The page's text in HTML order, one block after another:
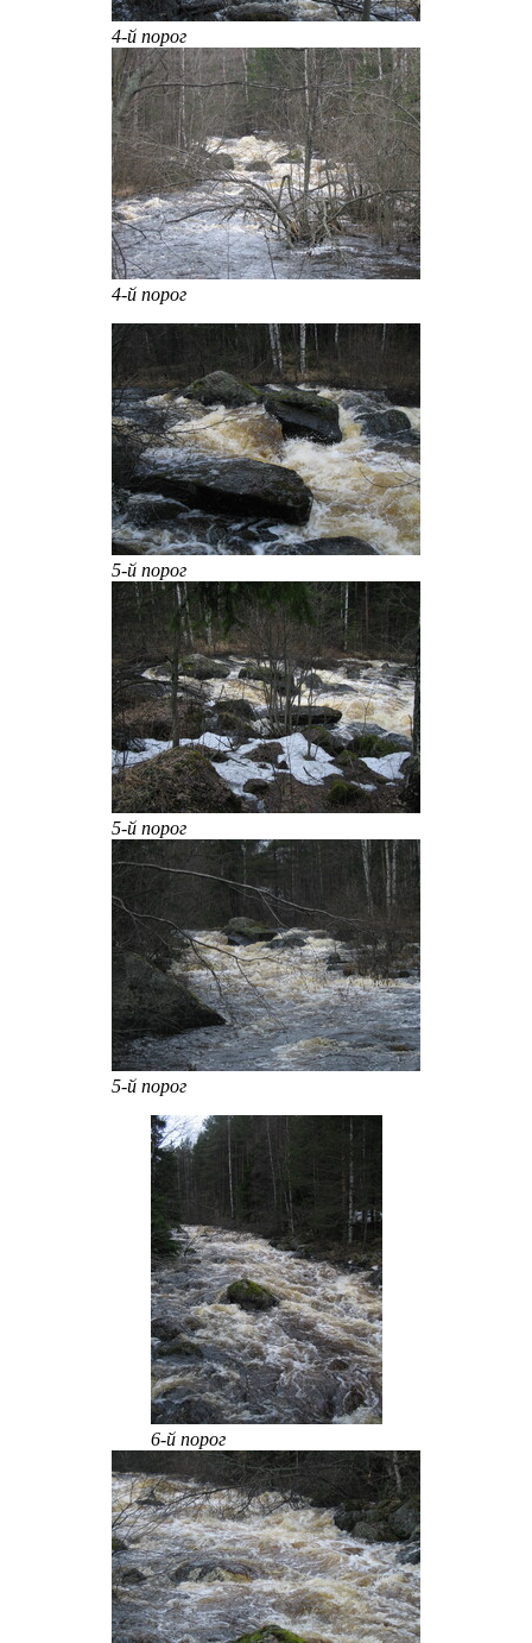
4-й порог
4-й порог
5-й порог
5-й порог
5-й порог
6-й порог